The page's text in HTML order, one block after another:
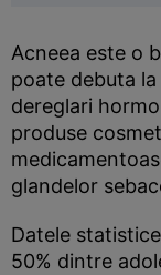
Acneea este o
poate debuta
dereglari
produse
glandelor
Datele
50% dintre